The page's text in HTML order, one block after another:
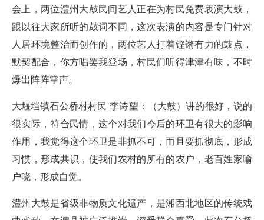
会上，两位澧州大鼓民间艺人正在为村民免费表演大鼓，
跟以往大家所听的鼓词不同，这次表演的内容是专门针对
人居环境整治而创作的，两位艺人打着铿锵有力的鼓点，
默契配合，你方唱罢我登场，村民们听得津津有味，不时
爆出阵阵掌声。
大堰垱镇石公桥村村民 李诗望：（大鼓）讲的很好，说的
很实际，符合民情，这个对我们今后的环卫有很大的影响
作用，我觉得这个环卫是非抓不可，而且要抓彻底，形成
习惯，形成共识，使我们农村的所有的农户，老百姓家喻
户晓，形成自觉。
澧州大鼓是省级非物质文化遗产，是湘西北地区的传统戏